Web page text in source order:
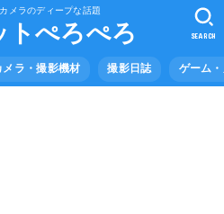
メラのディープな話題
トぺろぺろ
メラ・撮影機材 撮影日誌 ゲーム
SEARCH